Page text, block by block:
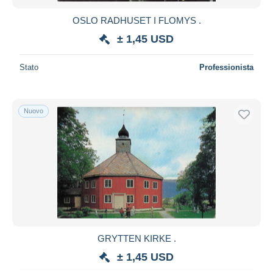
OSLO RADHUSET I FLOMYS .
± 1,45 USD
Stato Professionista
Nuovo
GRYTTEN KIRKE .
± 1,45 USD